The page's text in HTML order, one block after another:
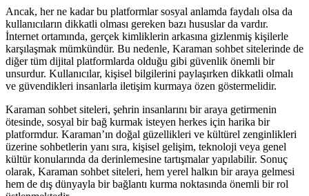
Ancak, her ne kadar bu platformlar sosyal anlamda faydalı olsa da
kullanıcıların dikkatli olması gereken bazı hususlar da vardır.
İnternet ortamında, gerçek kimliklerin arkasına gizlenmiş kişilerle
karşılaşmak mümkündür. Bu nedenle, Karaman sohbet sitelerinde de
diğer tüm dijital platformlarda olduğu gibi güvenlik önemli bir
unsurdur. Kullanıcılar, kişisel bilgilerini paylaşırken dikkatli olmalı
ve güvendikleri insanlarla iletişim kurmaya özen göstermelidir.
Karaman sohbet siteleri, şehrin insanlarını bir araya getirmenin
ötesinde, sosyal bir bağ kurmak isteyen herkes için harika bir
platformdur. Karaman’ın doğal güzellikleri ve kültürel zenginlikleri
üzerine sohbetlerin yanı sıra, kişisel gelişim, teknoloji veya genel
kültür konularında da derinlemesine tartışmalar yapılabilir. Sonuç
olarak, Karaman sohbet siteleri, hem yerel halkın bir araya gelmesi
hem de dış dünyayla bir bağlantı kurma noktasında önemli bir rol